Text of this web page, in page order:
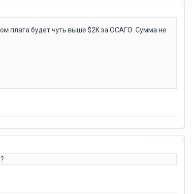
плата будет чуть выше $2K за ОСАГО. Сумма не